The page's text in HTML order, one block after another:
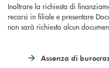
Inoltrare la richiesta di
recarsi in filiale e presentare
non sarà richiesto alcun
Assenza di